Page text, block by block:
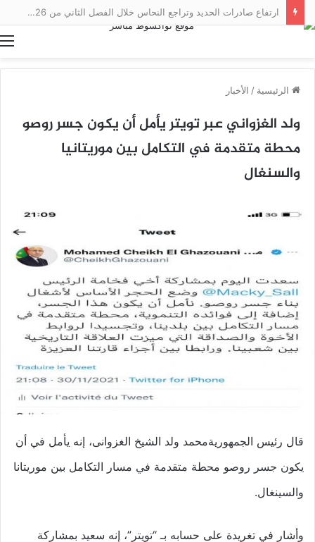
ارتفاع صادرات الحديد وتراجع النحاس خلال الفصل الثاني من 2026
الرئيسية / الأخبار
ولد الغزواني عبر تويتر يأمل أن يكون جسر روصو
محطة متقدمة في التكامل بين موريتانيا
والسنغال
قال رئيس الجمهوريةمحمد ولد الشيخ الغزوانى، إنه يأمل في أن
يكون جسر روصو محطة متقدمة في مسار التكامل بين موريتانا
والسينغال.
وأشار في تغريدة على حسابه بـ “تويتر”، إنه سعيد بمشاركة